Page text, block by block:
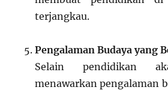
terjangkau.
Pengalaman Budaya yang
Selain pendidikan
menawarkan pengalaman